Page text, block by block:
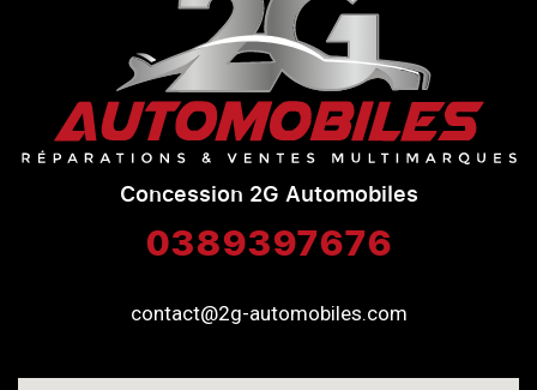
Concession 2G Automobiles
0389397676
contact@2g-automobiles.com